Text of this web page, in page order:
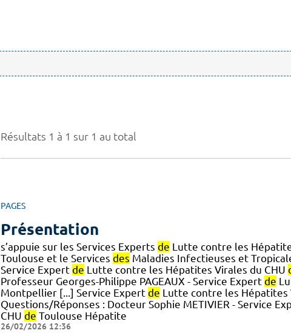
Résultats 1 à 1 sur 1 au total
PAGES
Présentation
s’appuie sur les Services Experts de Lutte contre les
Toulouse et le Services des Maladies Infectieuses et
Service Expert de Lutte contre les Hépatites Virales du CHU
Professeur Georges-Philippe PAGEAUX - Service Expert de
Montpellier [...] Service Expert de Lutte contre les Hépatites
Questions/Réponses : Docteur Sophie METIVIER - Service
CHU de Toulouse Hépatite
26/02/2026 12:36